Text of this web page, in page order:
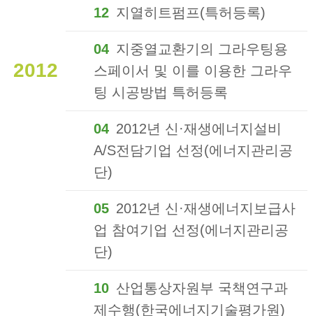
12 지열히트펌프(특허등록)
2012
04 지중열교환기의 그라우팅용
스페이서 및 이를 이용한 그라우
팅 시공방법 특허등록
04 2012년 신·재생에너지설비
A/S전담기업 선정(에너지관리공
단)
05 2012년 신·재생에너지보급사
업 참여기업 선정(에너지관리공
단)
10 산업통상자원부 국책연구과
제수행(한국에너지기술평가원)